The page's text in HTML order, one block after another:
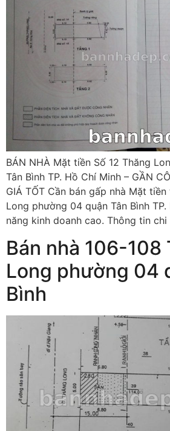
BÁN NHÀ Mặt tiền Số 12 Thăng
Tân Bình TP. Hồ Chí Minh – GẦN
GIÁ TỐT Cần bán gấp nhà Mặt tiền
Long phường 04 quận Tân Bình
năng kinh doanh cao. Thông tin
Bán nhà 106-108
Long phường 04
Bình